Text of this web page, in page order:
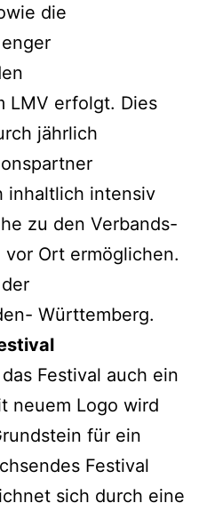
die
LMV erfolgt. Dies
jährlich
inhaltlich intensiv
zu den Verbands-
Ort ermöglichen.
Württemberg.
Festival auch ein
neuem Logo wird
für ein
Festival
sich durch eine